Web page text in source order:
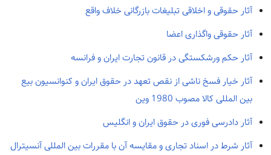
آثار حقوقی و اخلاقی تبلیغات بازرگانی خلاف واقع
آثار حقوقی واگذاری اعضا
آثار حکم ورشکستگی در قانون تجارت ایران و فرانسه
آثار خیار فسخ ناشی از نقص تعهد در حقوق ایران و کنوانسیون بیع
بین المللی کالا مصوب 1980 وین
آثار دادرسی فوری در حقوق ایران و انگلیس
آثار شرط در اسناد تجاری و مقایسه آن با مقررات بین المللی آنسیترال